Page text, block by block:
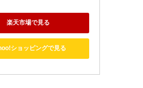
楽天市場で見る
ショッピングで見る